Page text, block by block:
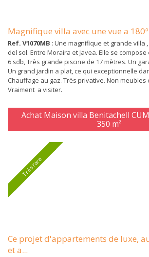
Magnifique villa avec une vue a
Ref. V1070MB : Une magnifique et grande villa
del sol. Entre Moraira et Javea. Elle se
6 sdb, Très grande piscine de 17 mètres. Un
Un grand jardin a plat, ce qui exceptionnelle
Chauffage au gaz. Très privative. Non meubles
Vraiment a visiter.
Achat Maison villa Benitachell
350 m²
Très rare
Ce projet d'appartements de luxe,
et a...